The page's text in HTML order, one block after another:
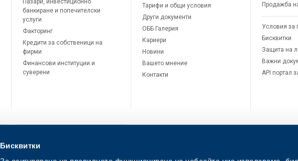
Бисквитки
Пазари, инвестиционно
банкиране и попечителски
услуги
Факторинг
Кредити за собственици на
фирми
Финансови институции и
суверени
Тарифи и общи условия
Други документи
ОББ Галерия
Кариери
Новини
Вашето мнение
Контакти
Продажба
Условия за
Бисквитки
Защита на
Важни
API портал